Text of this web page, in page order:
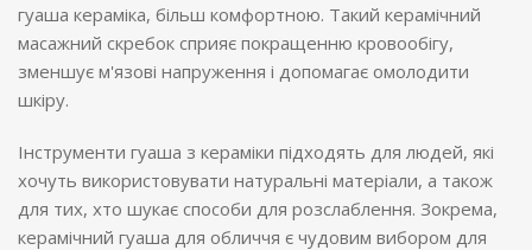
гуаша кераміка, більш комфортною. Такий керамічний
масажний скребок сприяє покращенню кровообігу,
зменшує м'язові напруження і допомагає омолодити
шкіру.
Інструменти гуаша з кераміки підходять для людей, які
хочуть використовувати натуральні матеріали, а також
для тих, хто шукає способи для розслаблення. Зокрема,
керамічний гуаша для обличчя є чудовим вибором для